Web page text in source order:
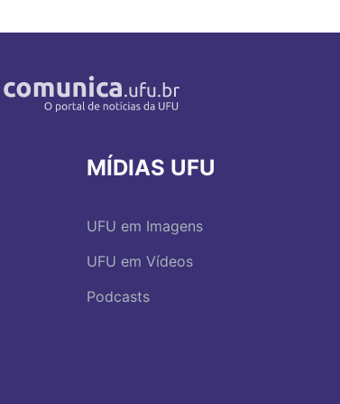
MÍDIAS UFU
UFU em Imagens
UFU em Vídeos
Podcasts